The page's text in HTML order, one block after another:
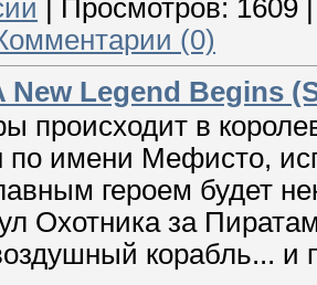
| Просмотров: 1609
(0)
New Legend Begins
происходит в
по имени Мефисто,
героем будет
Охотника за
корабль... и